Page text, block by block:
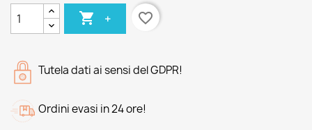
 + favorite_border
Tutela dati ai sensi del GDPR!
Ordini evasi in 24 ore!